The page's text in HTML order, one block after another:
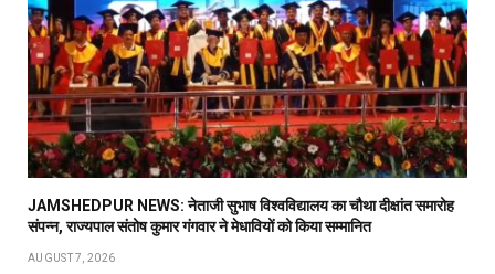
JAMSHEDPUR NEWS: नेताजी सुभाष विश्वविद्यालय का चौथा दीक्षांत समारोह
संपन्न, राज्यपाल संतोष कुमार गंगवार ने मेधावियों को किया सम्मानित
AUGUST 7, 2026